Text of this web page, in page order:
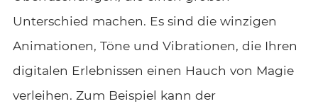
Unterschied machen. Es sind die winzigen
Animationen, Töne und Vibrationen, die Ihren
digitalen Erlebnissen einen Hauch von Magie
verleihen. Zum Beispiel kann der